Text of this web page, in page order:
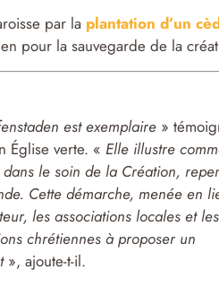
par la plantation d’un
pour la sauvegarde de la
est exemplaire»
Église verte. « Elle illustre
le soin de la Création,
Cette démarche, menée en
les associations locales et les
chrétiennes à proposer un
», ajoute-t-il.